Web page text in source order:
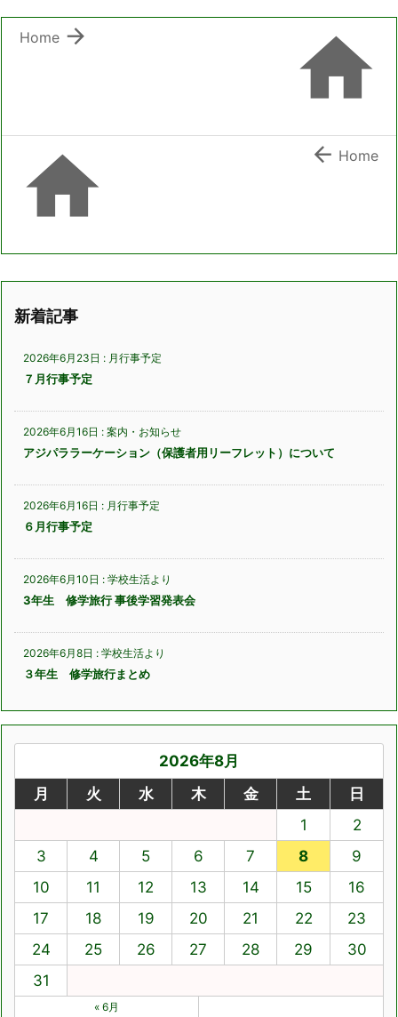


Home
  Home
新着記事
2026年6月23日 : 月行事予定
７月行事予定
2026年6月16日 : 案内・お知らせ
アジパララーケーション（保護者用リーフレット）について
2026年6月16日 : 月行事予定
６月行事予定
2026年6月10日 : 学校生活より
3年生 修学旅行 事後学習発表会
2026年6月8日 : 学校生活より
３年生 修学旅行まとめ
2026年8月
月
火 水 木 金 土
日
1
2
3
4 5 6 7 8
9
10
11 12 13 14 15
16
17
18 19 20 21 22
23
24
25 26 27 28 29
30
31
« 6月